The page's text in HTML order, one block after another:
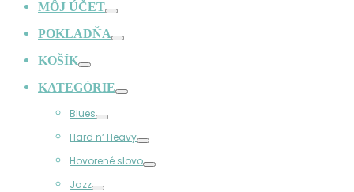
MÔJ ÚČET
POKLADŇA
KOŠÍK
KATEGÓRIE
Blues
Hard n‘ Heavy
Hovorené slovo
Jazz